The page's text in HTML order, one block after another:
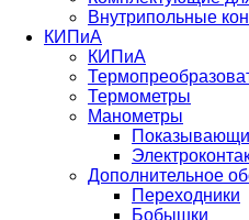
Внутрипольные
КИПиА
КИПиА
Термометры
Манометры
Дополнительное
Переходники
Бобышки